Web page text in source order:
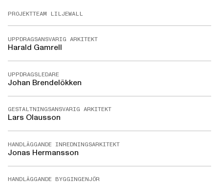
PROJEKTTEAM LILJEWALL
UPPDRAGSANSVARIG ARKITEKT
Harald Gamrell
UPPDRAGSLEDARE
Johan Brendelökken
GESTALTNINGSANSVARIG ARKITEKT
Lars Olausson
HANDLÄGGANDE INREDNINGSARKITEKT
Jonas Hermansson
HANDLÄGGANDE BYGGINGENJÖR